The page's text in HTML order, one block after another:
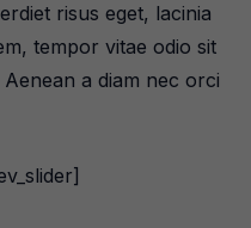
risus eget, lacinia
tempor vitae odio sit
a diam nec orci